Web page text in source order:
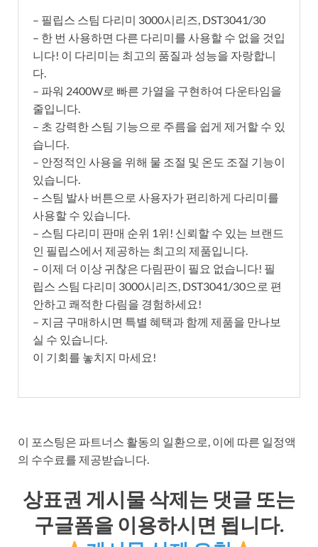
– 필립스 스팀 다리미 3000시리즈, DST3041/30
– 한 번 사용하면 다른 다리미를 사용할 수 없을 것입
니다! 이 다리미는 최고의 품질과 성능을 자랑합니
다.
– 파워 2400W로 빠른 가열을 구현하여 다운타임을
줄입니다.
– 초 강력한 스팀 기능으로 주름을 쉽게 제거할 수 있
습니다.
– 안정적인 사용을 위해 물 조절 및 온도 조절 기능이
있습니다.
– 스팀 발사 버튼으로 사용자가 편리하게 다리미를
사용할 수 있습니다.
– 스팀 다리미 판매 순위 1위! 신뢰할 수 있는 브랜드
인 필립스에서 제공하는 최고의 제품입니다.
– 이제 더 이상 귀찮은 다림판이 필요 없습니다! 필
립스 스팀 다리미 3000시리즈, DST3041/30으로 편
안하고 쾌적한 다림을 경험하세요!
– 지금 구매하시면 특별 혜택과 함께 제품을 만나보
실 수 있습니다.
이 기회를 놓치지 마세요!
이 포스팅은 파트너스 활동의 일환으로, 이에 따른 일정액
의 수수료를 제공받습니다.
상표권 게시물 삭제는 댓글 또는
구글폼을 이용하시면 됩니다.